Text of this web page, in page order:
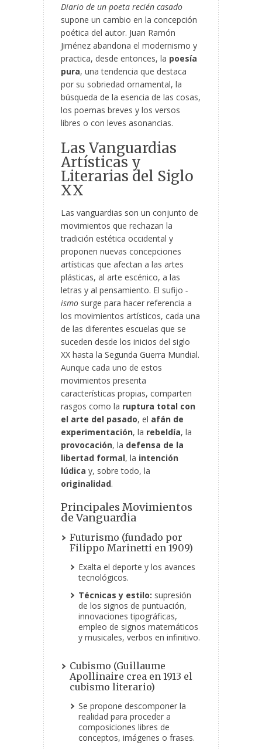
Diario de un poeta recién casado
supone un cambio en la concepción
poética del autor. Juan Ramón
Jiménez abandona el modernismo y
practica, desde entonces, la poesía
pura, una tendencia que destaca
por su sobriedad ornamental, la
búsqueda de la esencia de las cosas,
los poemas breves y los versos
libres o con leves asonancias.
Las Vanguardias
Artísticas y
Literarias del Siglo
XX
Las vanguardias son un conjunto de
movimientos que rechazan la
tradición estética occidental y
proponen nuevas concepciones
artísticas que afectan a las artes
plásticas, al arte escénico, a las
letras y al pensamiento. El sufijo -
ismo surge para hacer referencia a
los movimientos artísticos, cada una
de las diferentes escuelas que se
suceden desde los inicios del siglo
XX hasta la Segunda Guerra Mundial.
Aunque cada uno de estos
movimientos presenta
características propias, comparten
rasgos como la ruptura total con
el arte del pasado, el afán de
experimentación, la rebeldía, la
provocación, la defensa de la
libertad formal, la intención
lúdica y, sobre todo, la
originalidad.
Principales Movimientos
de Vanguardia
Futurismo (fundado por
Filippo Marinetti en 1909)
Exalta el deporte y los avances
tecnológicos.
Técnicas y estilo: supresión
de los signos de puntuación,
innovaciones tipográficas,
empleo de signos matemáticos
y musicales, verbos en infinitivo.
Cubismo (Guillaume
Apollinaire crea en 1913 el
cubismo literario)
Se propone descomponer la
realidad para proceder a
composiciones libres de
conceptos, imágenes o frases.